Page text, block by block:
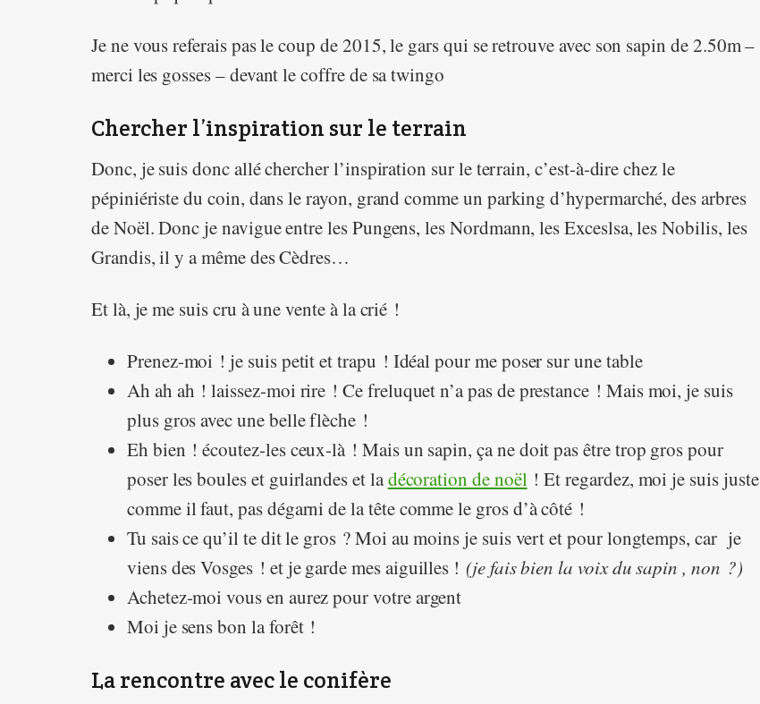
Je ne vous referais pas le coup de 2015, le gars qui se retrouve avec son sapin de 2.50m –
merci les gosses – devant le coffre de sa twingo
Chercher l’inspiration sur le terrain
Donc, je suis donc allé chercher l’inspiration sur le terrain, c’est-à-dire chez le
pépiniériste du coin, dans le rayon, grand comme un parking d’hypermarché, des arbres
de Noël. Donc je navigue entre les Pungens, les Nordmann, les Exceslsa, les Nobilis, les
Grandis, il y a même des Cèdres…
Et là, je me suis cru à une vente à la crié !
Prenez-moi ! je suis petit et trapu ! Idéal pour me poser sur une table
Ah ah ah ! laissez-moi rire ! Ce freluquet n’a pas de prestance ! Mais moi, je suis
plus gros avec une belle flèche !
Eh bien ! écoutez-les ceux-là ! Mais un sapin, ça ne doit pas être trop gros pour
poser les boules et guirlandes et ladécoration de noël! Et regardez, moi je suis juste
comme il faut, pas dégarni de la tête comme le gros d’à côté !
Tu sais ce qu’il te dit le gros ? Moi au moins je suis vert et pour longtemps, car je
viens des Vosges ! et je garde mes aiguilles ! (je fais bien la voix du sapin , non ?)
Achetez-moi vous en aurez pour votre argent
Moi je sens bon la forêt !
La rencontre avec le conifère